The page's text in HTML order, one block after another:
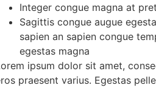
Integer congue magna at
Sagittis congue augue
sapien an sapien congue
egestas magna
ipsum dolor sit amet,
praesent varius. Egestas